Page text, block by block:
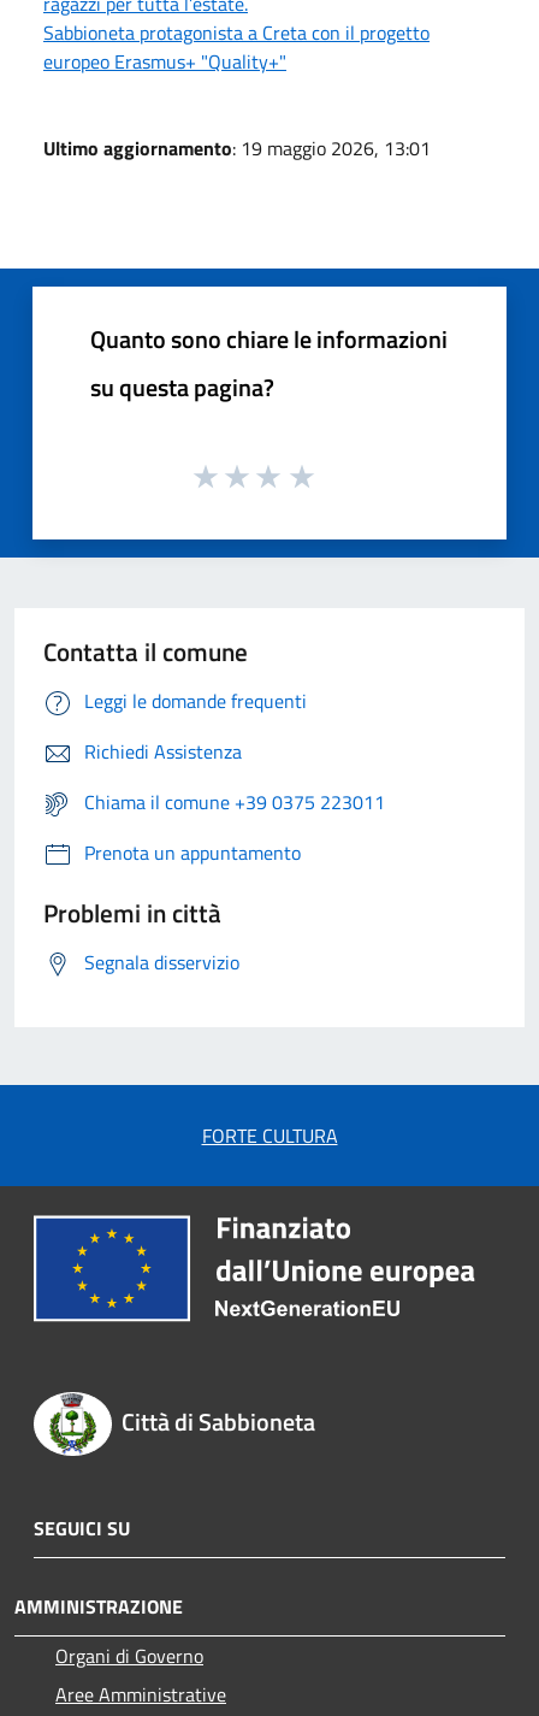
Sabbioneta protagonista a Creta con il progetto
europeo Erasmus+ "Quality+"
Ultimo aggiornamento: 19 maggio 2026, 13:01
Quanto sono chiare le informazioni
su questa pagina?
Contatta il comune
Leggi le domande frequenti
Richiedi Assistenza
Chiama il comune +39 0375 223011
Prenota un appuntamento
Problemi in città
Segnala disservizio
FORTE CULTURA
Città di Sabbioneta
SEGUICI SU
AMMINISTRAZIONE
Organi di Governo
Aree Amministrative